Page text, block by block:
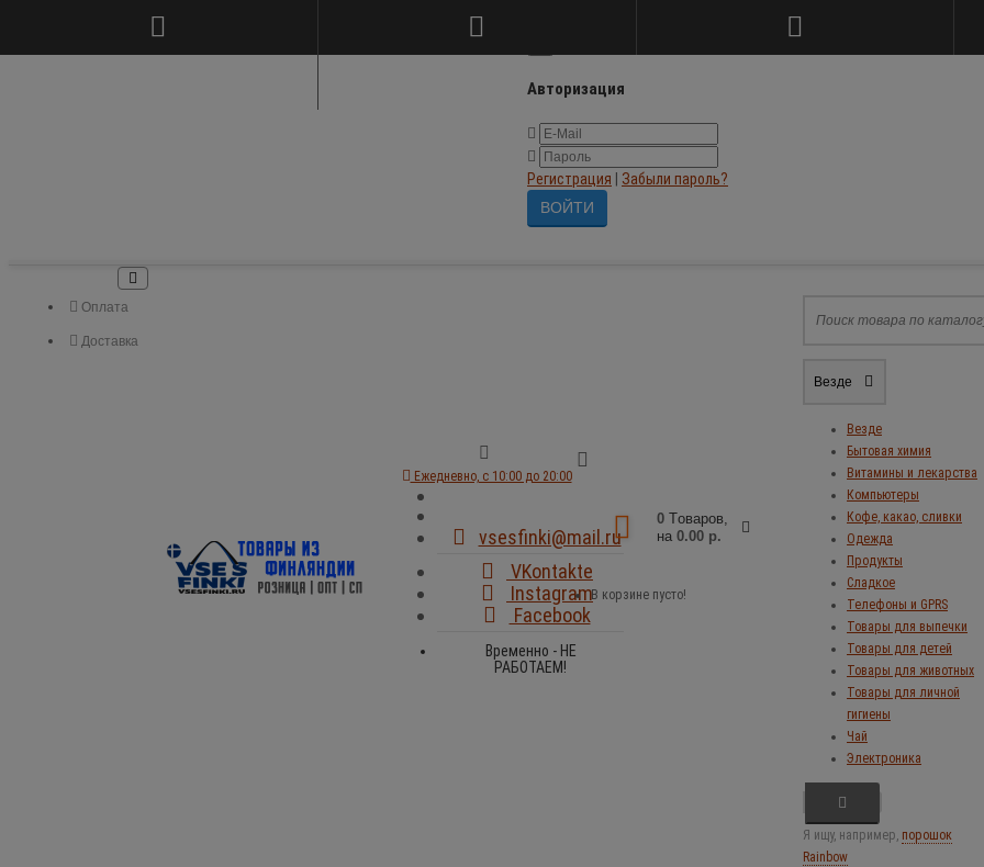
Авторизация
Регистрация Забыли пароль?
Оплата
Доставка
Ежедневно, с 10:00 до 20:00
vsesfinki@mail.ru
VKontakte
Instagram
Facebook
Временно - НЕ
РАБОТАЕМ!
0 Tоваров,
на 0.00 р.
В корзине пусто!
Везде
Везде
Бытовая химия
Витамины и лекарства
Компьютеры
Кофе, какао, сливки
Одежда
Продукты
Сладкое
Телефоны и GPRS
Товары для выпечки
Товары для детей
Товары для животных
Товары для личной
гигиены
Чай
Электроника
Я ищу, например, порошок
Rainbow